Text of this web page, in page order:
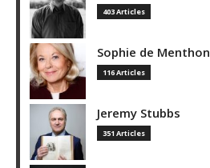
403 Articles
Sophie de Menthon
116 Articles
Jeremy Stubbs
351 Articles